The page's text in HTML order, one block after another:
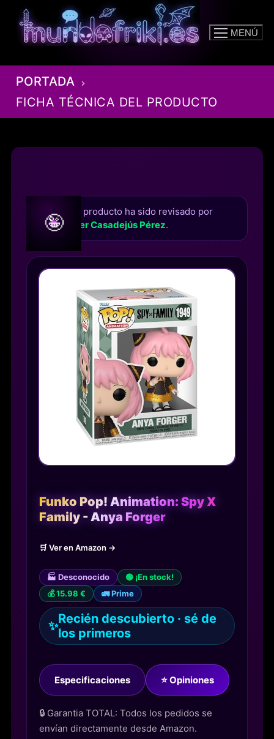
contenido
MENÚ
PORTADA
FICHA TÉCNICA DEL PRODUCTO
🤪 Este producto ha sido revisado por
Roger Casadejús Pérez.
Funko Pop! Animation: Spy X
Family - Anya Forger
🛒 Ver en Amazon →
🏭 Desconocido
🟢 ¡En stock!
💰 15.98 €
🚛 Prime
✨Recién descubierto · sé de
los primeros
Especificaciones ⭐ Opiniones
🔒 Garantia TOTAL: Todos los pedidos se
envían directamente desde Amazon.